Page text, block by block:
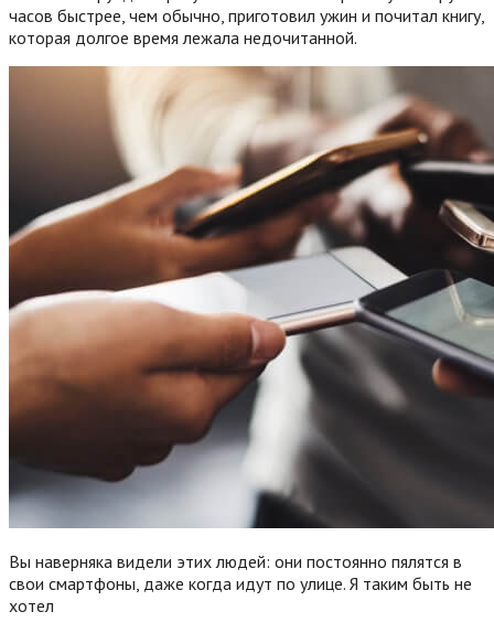
часов быстрее, чем обычно, приготовил ужин и почитал книгу,
которая долгое время лежала недочитанной.
Вы наверняка видели этих людей: они постоянно пялятся в
свои смартфоны, даже когда идут по улице. Я таким быть не
хотел